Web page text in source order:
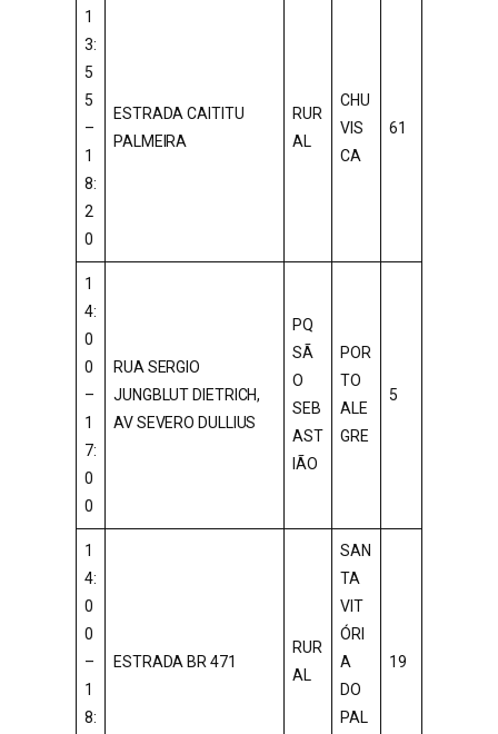
1
3:
5
5
–
1
8:
2
0
ESTRADA CAITITU
PALMEIRA
RUR
AL
CHU
VIS
CA
61
1
4:
0
0
–
1
7:
0
0
RUA SERGIO
JUNGBLUT DIETRICH,
AV SEVERO DULLIUS
PQ
SÃ
O
SEB
AST
IÃO
POR
TO
ALE
GRE
5
1
4:
0
0
–
1
8:
ESTRADA BR 471
RUR
AL
SAN
TA
VIT
ÓRI
A
DO
PAL
19